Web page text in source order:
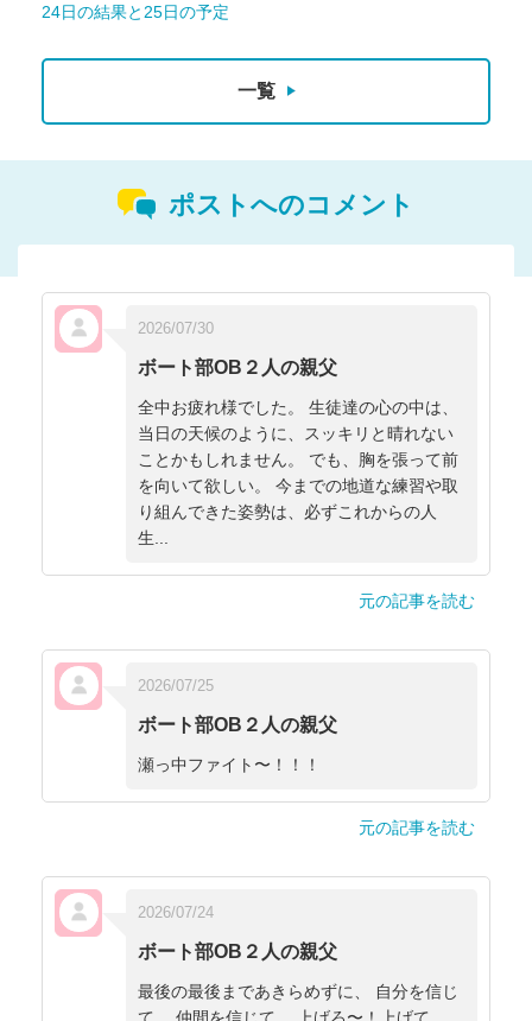
24日の結果と25日の予定
一覧
ポストへのコメント
2026/07/30
ボート部OB２人の親父
全中お疲れ様でした。 生徒達の心の中は、
当日の天候のように、スッキリと晴れない
ことかもしれません。 でも、胸を張って前
を向いて欲しい。 今までの地道な練習や取
り組んできた姿勢は、必ずこれからの人
生...
元の記事を読む
2026/07/25
ボート部OB２人の親父
瀬っ中ファイト〜！！！
元の記事を読む
2026/07/24
ボート部OB２人の親父
最後の最後まであきらめずに、 自分を信じ
て、 仲間を信じて、 上げろ〜！上げて